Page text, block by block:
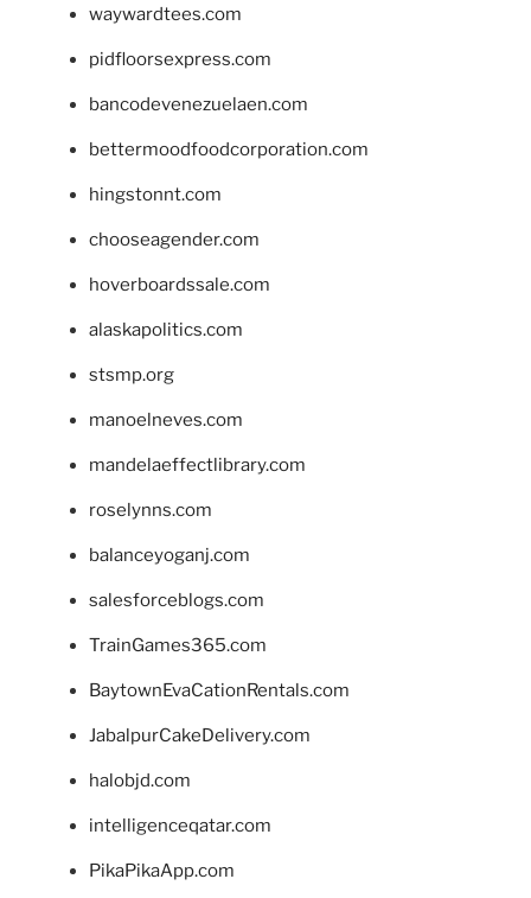
waywardtees.com
pidfloorsexpress.com
bancodevenezuelaen.com
bettermoodfoodcorporation.com
hingstonnt.com
chooseagender.com
hoverboardssale.com
alaskapolitics.com
stsmp.org
manoelneves.com
mandelaeffectlibrary.com
roselynns.com
balanceyoganj.com
salesforceblogs.com
TrainGames365.com
BaytownEvaCationRentals.com
JabalpurCakeDelivery.com
halobjd.com
intelligenceqatar.com
PikaPikaApp.com